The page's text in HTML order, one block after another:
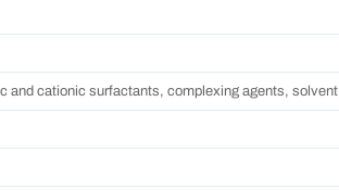
and cationic surfactants, complexing agents, solvent